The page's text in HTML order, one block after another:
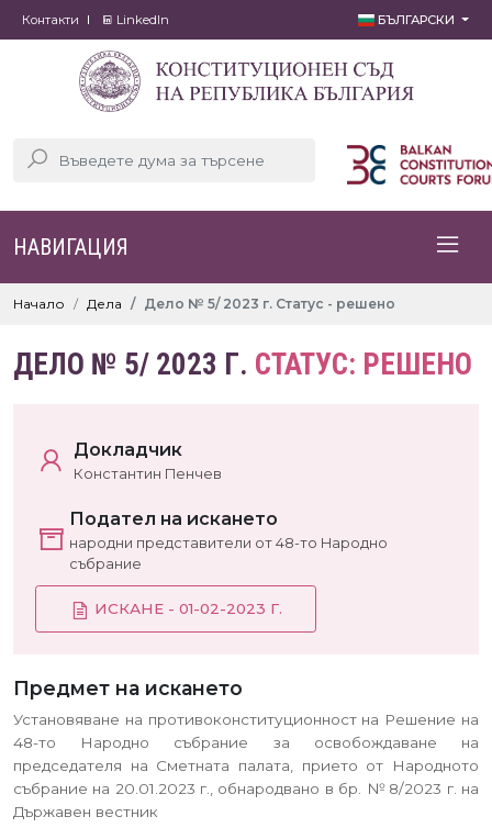
Контакти LinkedIn БЪЛГАРСКИ
НАВИГАЦИЯ
Начало Дела Дело № 5/ 2023 г. Статус - решено
ДЕЛО № 5/ 2023 Г. СТАТУС: РЕШЕНО
Докладчик
Константин Пенчев
Подател на искането
народни представители от 48-то Народно
събрание
ИСКАНЕ - 01-02-2023 Г.
Предмет на искането
Установяване на противоконституционност на Решение на
48-то Народно събрание за освобождаване на
председателя на Сметната палата, прието от Народното
събрание на 20.01.2023 г., обнародвано в бр. № 8/2023 г. на
Държавен вестник